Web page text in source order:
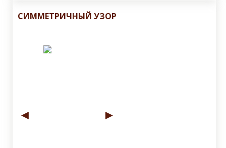
СИММЕТРИЧНЫЙ УЗОР
◄ ►